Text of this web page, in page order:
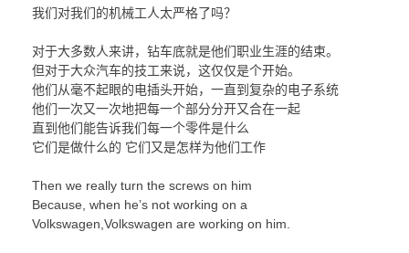
我们对我们的机械工人太严格了吗？
对于大多数人来讲，钻车底就是他们职业生涯的结束。
但对于大众汽车的技工来说，这仅仅是个开始。
他们从毫不起眼的电插头开始，一直到复杂的电子系统
他们一次又一次地把每一个部分分开又合在一起
直到他们能告诉我们每一个零件是什么
它们是做什么的 它们又是怎样为他们工作
Then we really turn the screws on him
Because, when he’s not working on a
Volkswagen,Volkswagen are working on him.